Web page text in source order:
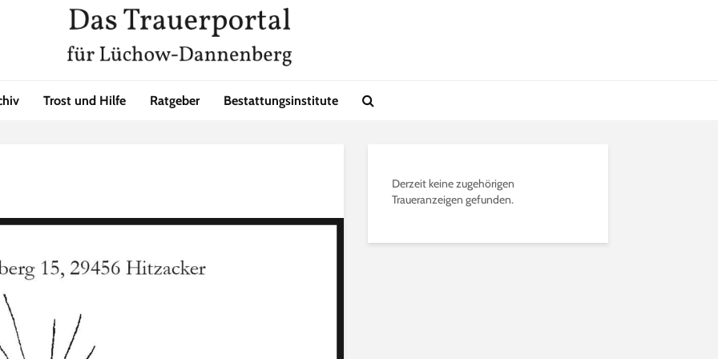
Trost und Hilfe Ratgeber Bestattungsinstitute
Derzeit keine zugehörigen
Traueranzeigen gefunden.